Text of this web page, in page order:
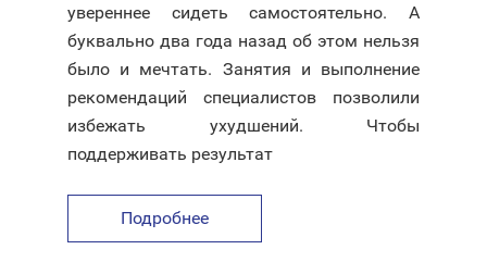
увереннее сидеть самостоятельно. А
буквально два года назад об этом нельзя
было и мечтать. Занятия и выполнение
рекомендаций специалистов позволили
избежать ухудшений. Чтобы
поддерживать результат
Подробнее